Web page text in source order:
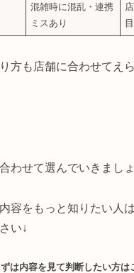
混雑時に混乱・連携
ミスあり
方も店舗に合わせてえ
わせて選んでいきましょ
容をもっと知りたい人
い↓
ずは内容を見て判断したい方は